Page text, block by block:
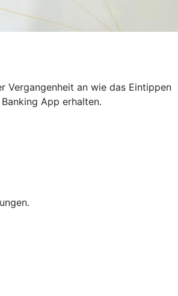
Vergangenheit an wie das Eintippen
App erhalten.